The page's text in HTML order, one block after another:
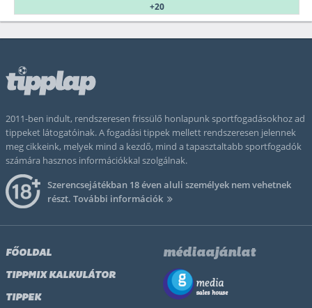
+20
2011-ben indult, rendszeresen frissülő honlapunk sportfogadásokhoz ad
tippeket látogatóinak. A fogadási tippek mellett rendszeresen jelennek
meg cikkeink, melyek mind a kezdő, mind a tapasztaltabb sportfogadók
számára hasznos információkkal szolgálnak.
Szerencsejátékban 18 éven aluli személyek nem vehetnek
részt. További információk
FŐOLDAL
TIPPMIX KALKULÁTOR
TIPPEK
médiaajánlat